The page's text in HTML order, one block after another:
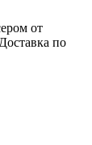
от
по